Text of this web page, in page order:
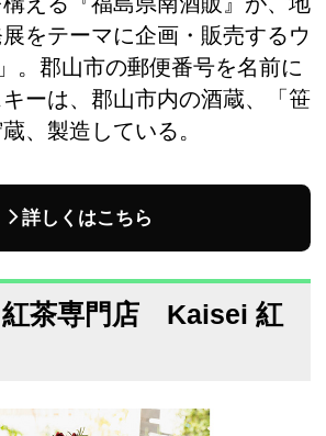
をテーマに企画・販売するウ
。郡山市の郵便番号を名前に
ーは、郡山市内の酒蔵、「笹
、製造している。
詳しくはこちら
紅茶専門店 Kaisei 紅